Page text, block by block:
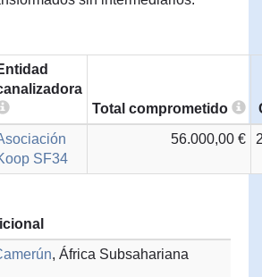
Total comprometido
SF34
56.000,00 €
, África Subsahariana